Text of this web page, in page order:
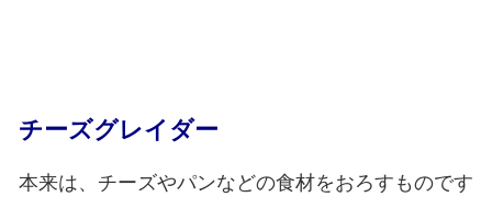
チーズグレイダー
本来は、チーズやパンなどの食材をおろすものです